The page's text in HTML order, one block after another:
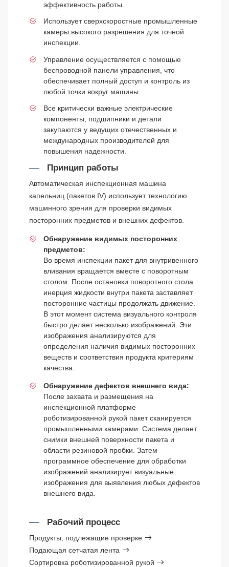
эффективность работы.
Использует сверхскоростные промышленные
камеры высокого разрешения для точной
инспекции.
Управление осуществляется с помощью
беспроводной панели управления, что
обеспечивает полный доступ и контроль из
любой точки вокруг машины.
Все критически важные электрические
компоненты, подшипники и детали
закупаются у ведущих отечественных и
международных производителей для
повышения надежности.
Принцип работы
Автоматическая инспекционная машина
капельниц (пакетов IV) использует технологию
машинного зрения для проверки видимых
посторонних предметов и внешних дефектов.
Обнаружение видимых посторонних
предметов:
Во время инспекции пакет для внутривенного
вливания вращается вместе с поворотным
столом. После остановки поворотного стола
инерция жидкости внутри пакета заставляет
посторонние частицы продолжать движение.
В этот момент система визуального контроля
быстро делает несколько изображений. Эти
изображения анализируются для
определения наличия видимых посторонних
веществ и соответствия продукта критериям
качества.
Обнаружение дефектов внешнего вида:
После захвата и размещения на
инспекционной платформе
роботизированной рукой пакет сканируется
промышленными камерами. Система делает
снимки внешней поверхности пакета и
области резиновой пробки. Затем
программное обеспечение для обработки
изображений анализирует визуальные
изображения для выявления любых дефектов
внешнего вида.
Рабочий процесс
Продукты, подлежащие проверке
Подающая сетчатая лента
Сортировка роботизированной рукой